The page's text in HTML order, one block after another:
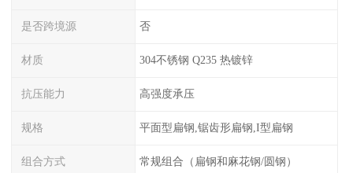
是否跨境源 否
材质 304不锈钢 Q235 热镀锌
抗压能力 高强度承压
规格 平面型扁钢,锯齿形扁钢,I型扁钢
组合方式 常规组合（扁钢和麻花钢/圆钢）